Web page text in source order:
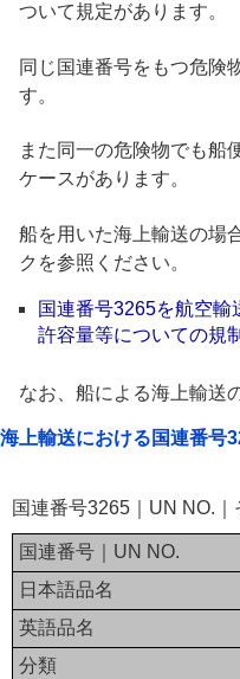
ついて規定があります。
同じ国連番号をもつ危険
す。
また同一の危険物でも船
ケースがあります。
船を用いた海上輸送の場
クを参照ください。
国連番号3265を航空
許容量等についての規制
なお、船による海上輸送
海上輸送における国連番号
国連番号3265｜UN NO.
国連番号｜UN NO.
日本語品名
英語品名
分類